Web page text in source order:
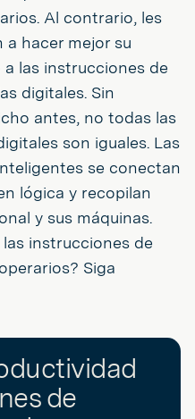
Al contrario, les
a hacer mejor su
las instrucciones de
digitales. Sin
antes, no todas las
son iguales. Las
se conectan
lógica y recopilan
y sus máquinas.
instrucciones de
Siga
de